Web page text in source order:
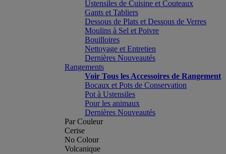
Ustensiles de Cuisine et Couteaux
Gants et Tabliers
Dessous de Plats et Dessous de Verres
Moulins à Sel et Poivre
Bouilloires
Nettoyage et Entretien
Dernières Nouveautés
Rangements
Voir Tous les Accessoires de Rangement
Bocaux et Pots de Conservation
Pot à Ustensiles
Pour les animaux
Dernières Nouveautés
Par Couleur
Cerise
No Colour
Volcanique